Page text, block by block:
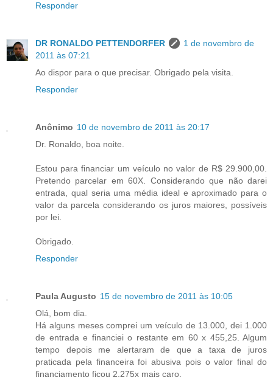
Responder
DR RONALDO PETTENDORFER
1 de novembro de
2011 às 07:21
Ao dispor para o que precisar. Obrigado pela visita.
Responder
Anônimo 10 de novembro de 2011 às 20:17
Dr. Ronaldo, boa noite.
Estou para financiar um veículo no valor de R$ 29.900,00.
Pretendo parcelar em 60X. Considerando que não darei
entrada, qual seria uma média ideal e aproximado para o
valor da parcela considerando os juros maiores, possíveis
por lei.
Obrigado.
Responder
Paula Augusto 15 de novembro de 2011 às 10:05
Olá, bom dia.
Há alguns meses comprei um veículo de 13.000, dei 1.000
de entrada e financiei o restante em 60 x 455,25. Algum
tempo depois me alertaram de que a taxa de juros
praticada pela financeira foi abusiva pois o valor final do
financiamento ficou 2.275x mais caro.